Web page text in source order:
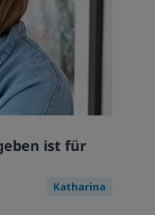
ist für
Katharina